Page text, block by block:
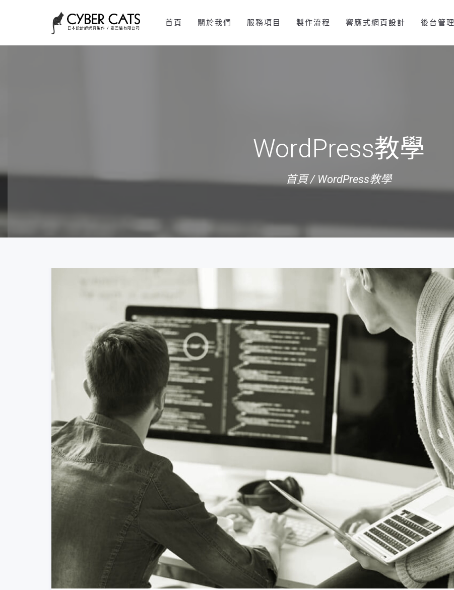
首頁 關於我們 服務項目 製作流程 響應式網頁設計 後台管理
WordPress教學
首頁/ WordPress教學